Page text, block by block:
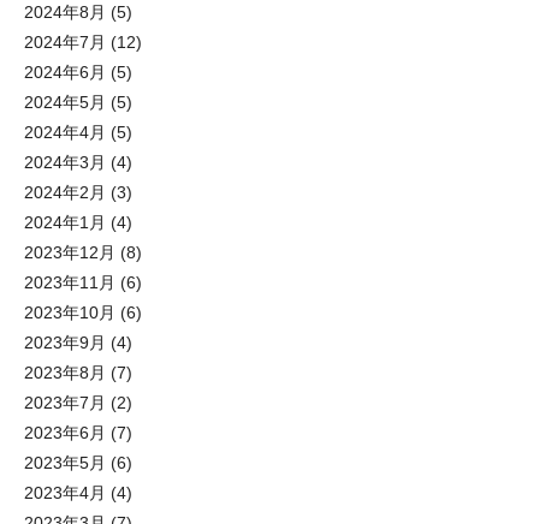
2024年8月 (5)
2024年7月 (12)
2024年6月 (5)
2024年5月 (5)
2024年4月 (5)
2024年3月 (4)
2024年2月 (3)
2024年1月 (4)
2023年12月 (8)
2023年11月 (6)
2023年10月 (6)
2023年9月 (4)
2023年8月 (7)
2023年7月 (2)
2023年6月 (7)
2023年5月 (6)
2023年4月 (4)